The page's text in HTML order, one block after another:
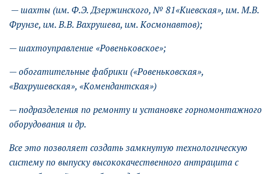
— шахты (им. Ф.Э. Дзержинского, № 81«Киевская», им. М.В.
Фрунзе, им. В.В. Вахрушева, им. Космонавтов);
— шахтоуправление «Ровеньковское»;
— обогатительные фабрики («Ровеньковская»,
«Вахрушевская», «Комендантская»)
— подразделения по ремонту и установке горномонтажного
оборудования и др.
Все это позволяет создать замкнутую технологическую
систему по выпуску высококачественного антрацита с